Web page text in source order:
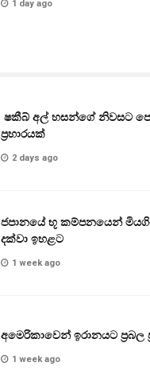
1 day ago
ෂකීබ් අල් හසන්ගේ නිවසට
ප්‍රහාරයක්
2 days ago
ජපානයේ භූ කම්පනයෙන්
දක්වා ඉහළට
1 week ago
අමෙරිකාවෙන් ඉරානයට ප්‍රබල
1 week ago